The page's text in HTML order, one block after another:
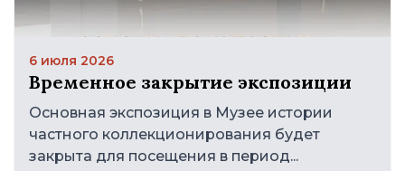
6 июля 2026
Временное закрытие экспозиции
Основная экспозиция в Музее истории
частного коллекционирования будет
закрыта для посещения в период...